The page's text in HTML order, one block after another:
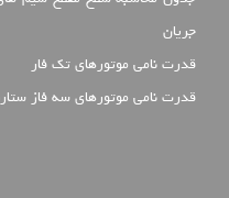
جریان
قدرت نامی موتورهای تک فار
قدرت نامی موتورهای سه فاز